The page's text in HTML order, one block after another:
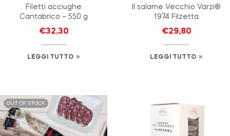
Filetti acciughe
Cantabrico – 550 g
€32,30
LEGGI TUTTO
Il salame Vecchio Varzi®
1974 Filzetta
€29,80
LEGGI TUTTO
OUT OF STOCK